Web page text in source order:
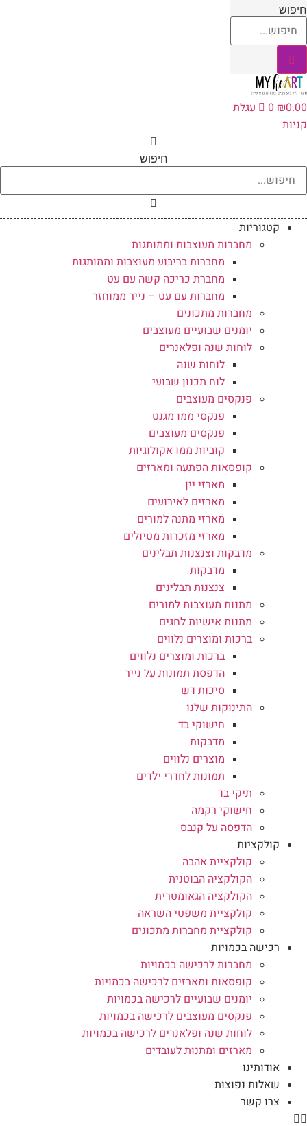
דלג
לתוכן
חיפוש
₪0.00
0
עגלת
קניות
חיפוש
קטגוריות
מחברות מעוצבות וממותגות
מחברות בריבוע מעוצבות וממותגות
מחברת כריכה קשה עם עט
מחברות עם עט – נייר ממוחזר
מחברות מתכונים
יומנים שבועיים מעוצבים
לוחות שנה ופלאנרים
לוחות שנה
לוח תכנון שבועי
פנקסים מעוצבים
פנקסי ממו מגנט
פנקסים מעוצבים
קוביות ממו אקולוגיות
קופסאות הפתעה ומארזים
מארזי יין
מארזים לאירועים
מארזי מתנה למורים
מארזי מזכרות מטיולים
מדבקות וצנצנות תבלינים
מדבקות
צנצנות תבלינים
מתנות מעוצבות למורים
מתנות אישיות לחגים
ברכות ומוצרים נלווים
ברכות ומוצרים נלווים
הדפסת תמונות על נייר
סיכות דש
התינוקות שלנו
חישוקי בד
מדבקות
מוצרים נלווים
תמונות לחדרי ילדים
תיקי בד
חישוקי רקמה
הדפסה על קנבס
קולקציות
קולקציית אהבה
הקולקציה הבוטנית
הקולקציה הגאומטרית
קולקציית משפטי השראה
קולקציית מחברות מתכונים
רכישה בכמויות
מחברות לרכישה בכמויות
קופסאות ומארזים לרכישה בכמויות
יומנים שבועיים לרכישה בכמויות
פנקסים מעוצבים לרכישה בכמויות
לוחות שנה ופלאנרים לרכישה בכמויות
מארזים ומתנות לעובדים
אודותינו
שאלות נפוצות
צרו קשר